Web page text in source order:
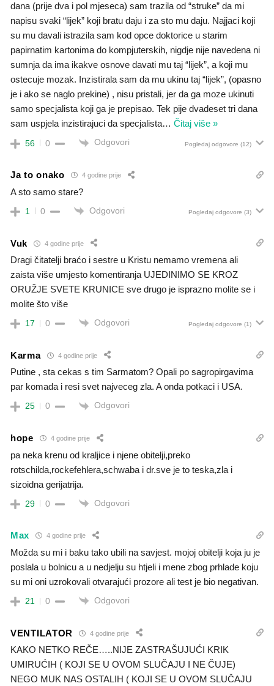
dana (prije dva i pol mjeseca) sam trazila od “struke” da mi
napisu svaki “lijek” koji bratu daju i za sto mu daju. Najjaci koji
su mu davali istrazila sam kod opce doktorice u starim
papirnatim kartonima do kompjuterskih, nigdje nije navedena ni
sumnja da ima ikakve osnove davati mu taj “lijek”, a koji mu
ostecuje mozak. Inzistirala sam da mu ukinu taj “lijek”, (opasno
je i ako se naglo prekine) , nisu pristali, jer da ga moze ukinuti
samo specjalista koji ga je prepisao. Tek pije dvadeset tri dana
sam uspjela inzistirajuci da specjalista… Čitaj više »
56 0 Odgovori Pogledaj odgovore (12)
Ja to onako 4 godine prije
A sto samo stare?
1 0 Odgovori Pogledaj odgovore (3)
Vuk 4 godine prije
Dragi čitatelji braćo i sestre u Kristu nemamo vremena ali
zaista više umjesto komentiranja UJEDINIMO SE KROZ
ORUŽJE SVETE KRUNICE sve drugo je isprazno molite se i
molite što više
17 0 Odgovori Pogledaj odgovore (1)
Karma 4 godine prije
Putine , sta cekas s tim Sarmatom? Opali po sagropirgavima
par komada i resi svet najveceg zla. A onda potkaci i USA.
25 0 Odgovori
hope 4 godine prije
pa neka krenu od kraljice i njene obitelji,preko
rotschilda,rockefehlera,schwaba i dr.sve je to teska,zla i
sizoidna gerijatrija.
29 0 Odgovori
Max 4 godine prije
Možda su mi i baku tako ubili na savjest. mojoj obitelji koja ju je
poslala u bolnicu a u nedjelju su htjeli i mene zbog prhlade koju
su mi oni uzrokovali otvarajući prozore ali test je bio negativan.
21 0 Odgovori
VENTILATOR 4 godine prije
KAKO NETKO REČE…..NIJE ZASTRAŠUJUĆI KRIK
UMIRUĆIH ( KOJI SE U OVOM SLUČAJU I NE ČUJE)
NEGO MUK NAS OSTALIH ( KOJI SE U OVOM SLUČAJU